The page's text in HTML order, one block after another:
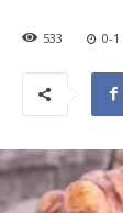
533 0-1